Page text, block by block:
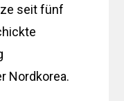
seit fünf
Nordkorea.